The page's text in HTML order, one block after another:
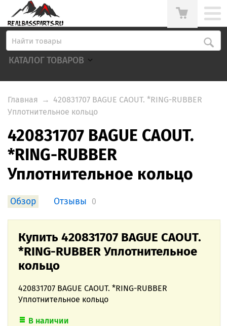
КАТАЛОГ ТОВАРОВ
Главная → 420831707 BAGUE CAOUT. *RING-RUBBER
Уплотнительное кольцо
420831707 BAGUE CAOUT.
*RING-RUBBER
Уплотнительное кольцо
Обзор Отзывы 0
Купить 420831707 BAGUE CAOUT.
*RING-RUBBER Уплотнительное
кольцо
420831707 BAGUE CAOUT. *RING-RUBBER
Уплотнительное кольцо
В наличии